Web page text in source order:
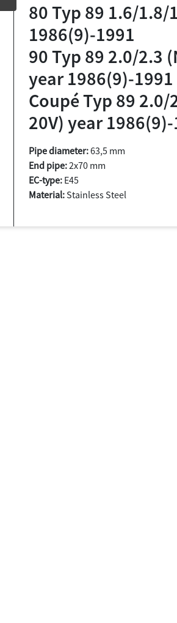
80 Typ 89 1.6/1.8/
1986(9)-1991
90 Typ 89 2.0/2.3
year 1986(9)-1991
Coupé Typ 89
20V) year
Pipe diameter:63,5 mm
End pipe:2x70 mm
EC-type:E45
Material:Stainless Steel